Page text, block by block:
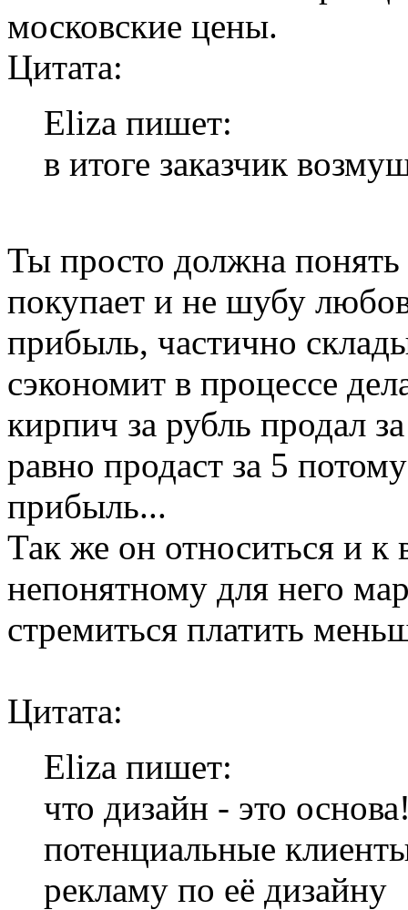
московские цены.
Цитата:
Eliza пишет:
в итоге заказчик
Ты просто должна
покупает и не шубу
прибыль, частично
сэкономит в процессе
кирпич за рубль продал
равно продаст за 5
прибыль...
Так же он относиться и к
непонятному для него
стремиться платить
Цитата:
Eliza пишет:
что дизайн - это
потенциальные
рекламу по её дизайну